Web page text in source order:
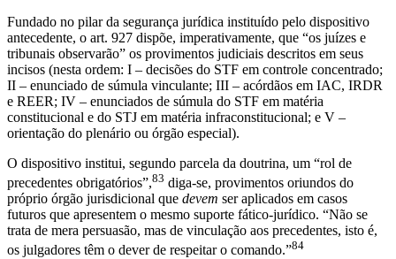
Fundado no pilar da segurança jurídica instituído pelo dispositivo
antecedente, o art. 927 dispõe, imperativamente, que “os juízes e
tribunais observarão” os provimentos judiciais descritos em seus
incisos (nesta ordem: I – decisões do STF em controle concentrado;
II – enunciado de súmula vinculante; III – acórdãos em IAC, IRDR
e REER; IV – enunciados de súmula do STF em matéria
constitucional e do STJ em matéria infraconstitucional; e V –
orientação do plenário ou órgão especial).
O dispositivo institui, segundo parcela da doutrina, um “rol de
precedentes obrigatórios”,83 diga-se, provimentos oriundos do
próprio órgão jurisdicional que devem ser aplicados em casos
futuros que apresentem o mesmo suporte fático-jurídico. “Não se
trata de mera persuasão, mas de vinculação aos precedentes, isto é,
os julgadores têm o dever de respeitar o comando.”84